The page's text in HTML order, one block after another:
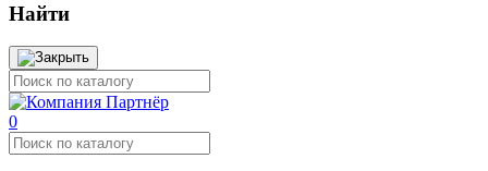
Найти
0